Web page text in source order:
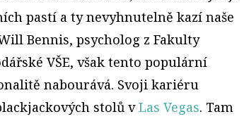
pastí a ty nevyhnutelně kazí naše
Bennis, psycholog z Fakulty
VŠE, však tento populární
nabourává. Svoji kariéru
stolů vLas Vegas. Tam